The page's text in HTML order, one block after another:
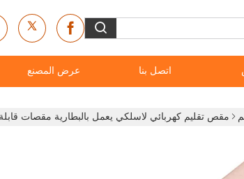
عرض المصنع اتصل بنا
مقص تقليم كهربائي لاسلكي يعمل بالبطارية مقصات قابلة